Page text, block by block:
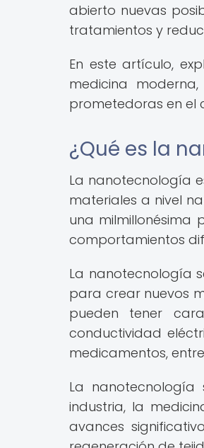
abierto nuevas
tratamientos y
En este artículo,
medicina
prometedoras en el
¿Qué es la
La nanotecnología
materiales a nivel
una milmillonésima
comportamientos
La nanotecnología
para crear nuevos
pueden tener
conductividad
medicamentos,
La
industria, la
avances